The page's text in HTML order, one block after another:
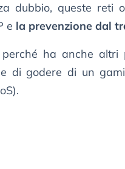
dubbio, queste reti
e la prevenzione dal
perché ha anche
e di godere di un